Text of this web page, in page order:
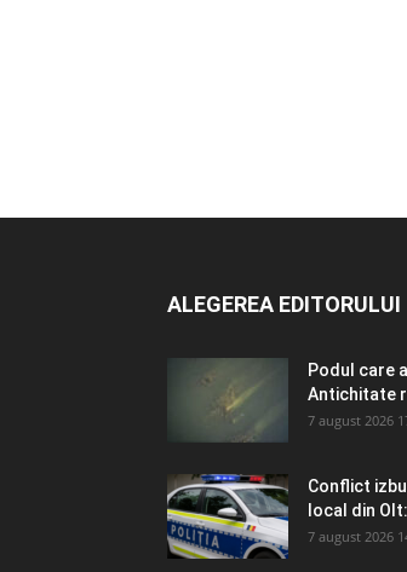
ALEGEREA EDITORULUI
Podul care
Antichitate
7 august 2026
Conflict
local din
7 august 2026